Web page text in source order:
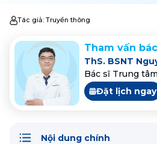
Tác giả: Truyền thông
Tham vấn
ThS. BSNT
Bác sĩ Trung
Đặt lịch ngay
Nội dung chính